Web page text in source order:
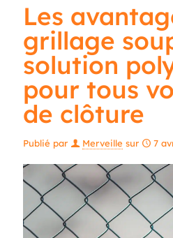
Les
grillage
solution
pour tous
de clôture
Publié par Merveille sur 7